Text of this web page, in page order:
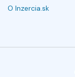
O Inzercia.sk